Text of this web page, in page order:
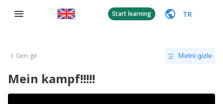
Start learning TR
Geri git Metni gizle
Mein kampf!!!!!